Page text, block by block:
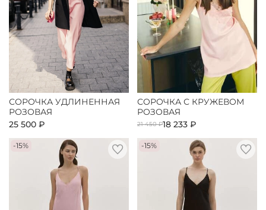
СОРОЧКА УДЛИНЕННАЯ
РОЗОВАЯ
25 500 ₽
СОРОЧКА С КРУЖЕВОМ
РОЗОВАЯ
21 450 ₽18 233 ₽
-15% -15%